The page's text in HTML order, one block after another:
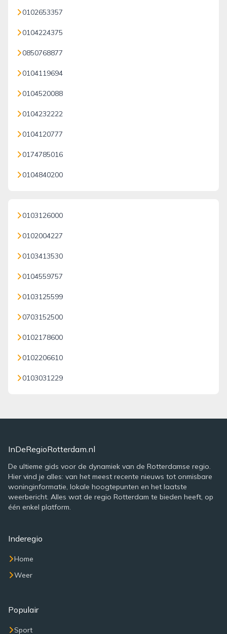
0102653357
0104224375
0850768877
0104119694
0104520088
0104232222
0104120777
0174785016
0104840200
0103126000
0102004227
0103413530
0104559757
0103125599
0703152500
0102178600
0102206610
0103031229
InDeRegioRotterdam.nl
De ultieme gids voor de dynamiek van de Rotterdamse regio.
Hier vind je alles: van het meest recente nieuws tot onmisbare
woninginformatie, lokale hoogtepunten en het laatste
weerbericht. Alles wat de regio Rotterdam te bieden heeft, op
één enkel platform.
Inderegio
Home
Weer
Populair
Sport